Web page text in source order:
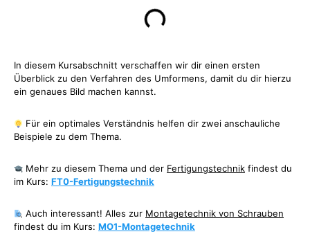
In diesem Kursabschnitt verschaffen wir dir einen ersten
Überblick zu den Verfahren des Umformens, damit du dir hierzu
ein genaues Bild machen kannst.
Für ein optimales Verständnis helfen dir zwei anschauliche
Beispiele zu dem Thema.
Mehr zu diesem Thema und der Fertigungstechnik findest du
im Kurs: FT0-Fertigungstechnik
Auch interessant! Alles zur Montagetechnik von Schrauben
findest du im Kurs: MO1-Montagetechnik